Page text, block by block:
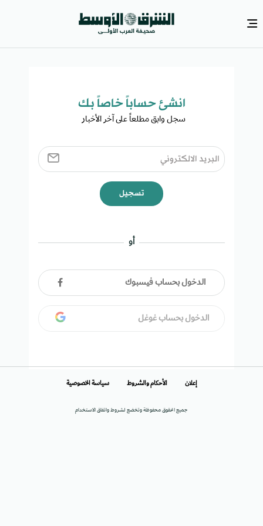
انشئ حساباً خاصاً بك​
سجل وابق مطلعاً على آخر الأخبار ​
تسجيل
أو
الدخول بحساب فيسبوك
الدخول بحساب غوغل
جميع الحقوق محفوظة وتخضع لشروط واتفاق الاستخدام
إعلان الأحكام والشروط سياسة الخصوصية